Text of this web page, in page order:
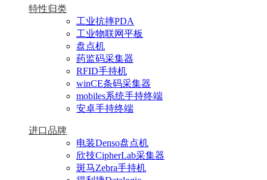
特性归类
工业抗摔PDA
工业物联网平板
盘点机
药监码采集器
RFID手持机
winCE条码采集器
mobiles系统手持终端
安卓手持终端
进口品牌
电装Denso盘点机
欣技CipherLab采集器
斑马Zebra手持机